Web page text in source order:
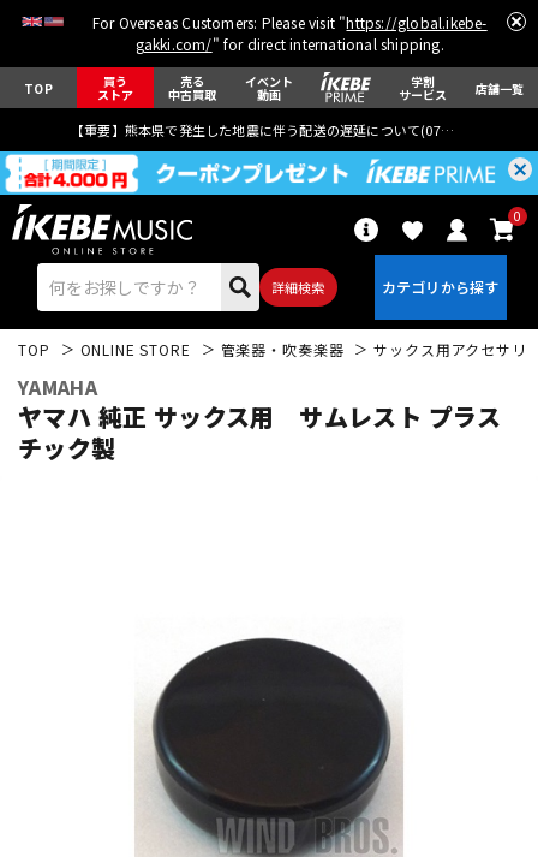
For Overseas Customers: Please visit "https://global.ikebe-
gakki.com/" for direct international shipping.
TOP 買う
ストア
売る
中古買取
イベント
動画
学割
サービス 店舗一覧
【重要】熊本県で発生した地震に伴う配送の遅延について(07月29日
詳細検索
0
パーカッション
キーボード 電子ピアノ
その他楽器
TOP ONLINE STORE 管楽器・吹奏楽器 サックス用アクセサリ
YAMAHA
ヤマハ 純正 サックス用 サムレスト プラス
チック製